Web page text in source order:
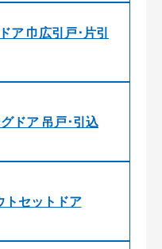
ア 巾広引戸･片引
ドア 吊戸･引込
セットドア